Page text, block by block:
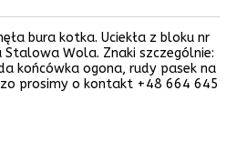
bura kotka. Uciekła z bloku nr
Stalowa Wola. Znaki szczególnie:
końcówka ogona, rudy pasek na
prosimy o kontakt +48 664 645